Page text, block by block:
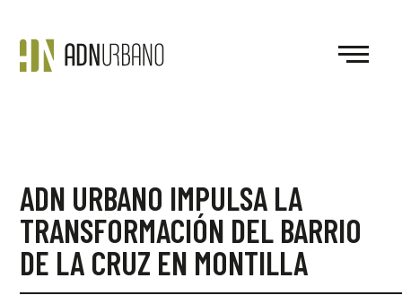
ADN URBANO IMPULSA LA
TRANSFORMACIÓN DEL BARRIO
DE LA CRUZ EN MONTILLA